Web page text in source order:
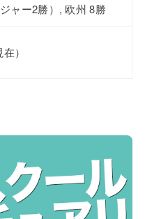
ャー2勝）, 欧州 8勝
）